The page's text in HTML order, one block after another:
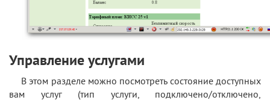
Управление услугами
В этом разделе можно посмотреть состояние доступных
вам услуг (тип услуги, подключено/отключено,